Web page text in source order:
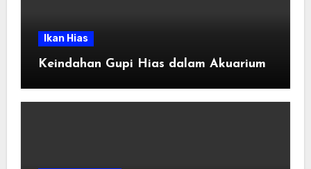
Ikan Hias
Keindahan Gupi Hias dalam Akuarium